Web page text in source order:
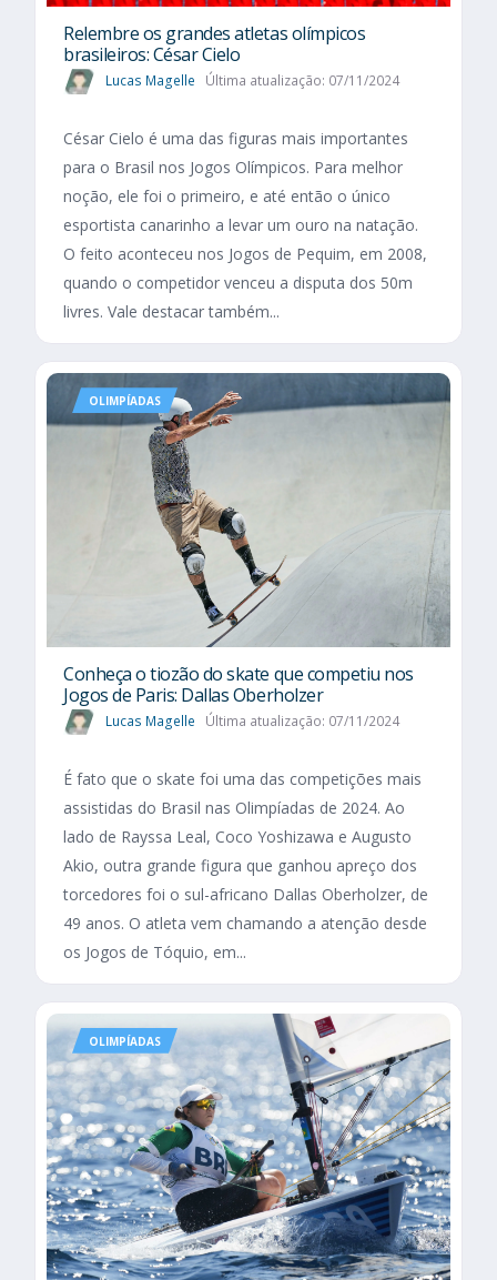
Relembre os grandes atletas olímpicos
brasileiros: César Cielo
Lucas Magelle Última atualização: 07/11/2024
César Cielo é uma das figuras mais importantes
para o Brasil nos Jogos Olímpicos. Para melhor
noção, ele foi o primeiro, e até então o único
esportista canarinho a levar um ouro na natação.
O feito aconteceu nos Jogos de Pequim, em 2008,
quando o competidor venceu a disputa dos 50m
livres. Vale destacar também...
OLIMPÍADAS
Conheça o tiozão do skate que competiu nos
Jogos de Paris: Dallas Oberholzer
Lucas Magelle Última atualização: 07/11/2024
É fato que o skate foi uma das competições mais
assistidas do Brasil nas Olimpíadas de 2024. Ao
lado de Rayssa Leal, Coco Yoshizawa e Augusto
Akio, outra grande figura que ganhou apreço dos
torcedores foi o sul-africano Dallas Oberholzer, de
49 anos. O atleta vem chamando a atenção desde
os Jogos de Tóquio, em...
OLIMPÍADAS